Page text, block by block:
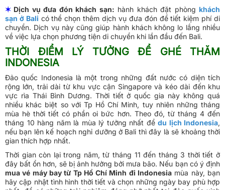
✶ Dịch vụ đưa đón khách sạn: hành khách đặt phòngkhách
sạn ở Bali có thể chọn thêm dịch vụ đưa đón để tiết kiệm phí di
chuyển. Dịch vụ này cũng giúp hành khách không lo lắng nhiều
về việc lựa chọn phương tiện di chuyển khi lần đầu đến Bali.
THỜI ĐIỂM LÝ TƯỞNG ĐỂ GHÉ THĂM
INDONESIA
Đảo quốc Indonesia là một trong những đất nước có diện tích
rộng lớn, trải dài từ khu vực cận Singapore và kéo dài đến khu
vực rìa Thái Bình Dương. Thời tiết ở quốc gia này không quá
nhiều khác biệt so với Tp Hồ Chí Minh, tuy nhiên những tháng
mùa hè thời tiết có phần oi bức hơn. Theo đó, từ tháng 4 đến
tháng 10 hàng năm là mùa lý tưởng nhất để du lịch Indonesia,
nếu bạn lên kế hoạch nghỉ dưỡng ở Bali thì đây là sẽ khoảng thời
gian thích hợp nhất.
Thời gian còn lại trong năm, từ tháng 11 đến tháng 3 thời tiết ở
đây bất ổn hơn, sẽ bị ảnh hưởng bởi mưa bão. Nếu bạn có ý định
mua vé máy bay từ Tp Hồ Chí Minh đi Indonesia mùa này, bạn
hãy cập nhật tình hình thời tiết và chọn những ngày bay phù hợp